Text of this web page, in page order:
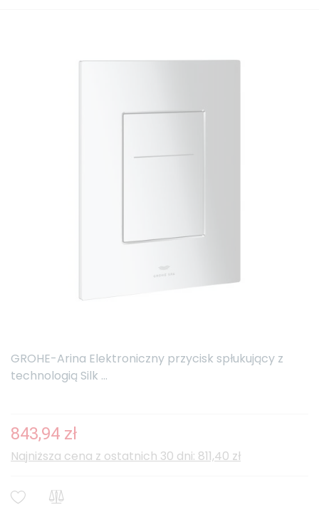
GROHE-Arina Elektroniczny przycisk spłukujący z
technologią Silk ...
843,94 zł
Najniższa cena z ostatnich 30 dni: 811,40 zł